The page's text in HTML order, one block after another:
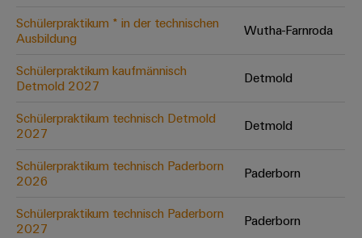
Schülerpraktikum * in der technischen
Ausbildung
Wutha-Farnroda
Schülerpraktikum kaufmännisch
Detmold 2027
Detmold
Schülerpraktikum technisch Detmold
2027
Detmold
Schülerpraktikum technisch Paderborn
2026
Paderborn
Schülerpraktikum technisch Paderborn
2027
Paderborn